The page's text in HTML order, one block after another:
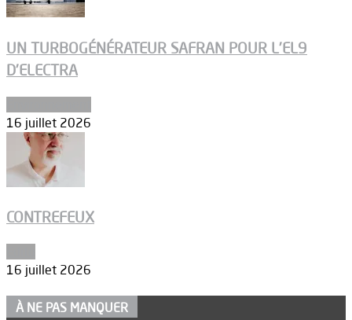
UN TURBOGÉNÉRATEUR SAFRAN POUR L’EL9
D’ELECTRA
16 juillet 2026
CONTREFEUX
16 juillet 2026
À NE PAS MANQUER